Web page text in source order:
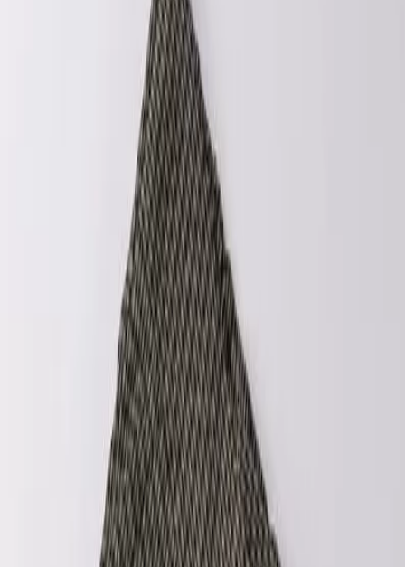
iDO Παιδικό Παντελόνι Μαύρο 4F528-0658
Χαρακτηριστικά
Παιδική & Βρεφική Μόδα
Παιδικά & Βρεφικά Ρούχα
Παιδικά Παντελόνια
iDO Παιδικό Παντελόνι
Μαύρο 4F528-0658
SF-200731330
Μοιράσου το